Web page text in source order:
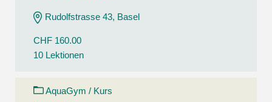
Rudolfstrasse 43, Basel
CHF 160.00
10 Lektionen
AquaGym / Kurs